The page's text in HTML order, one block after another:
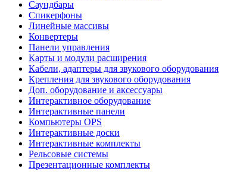
Саундбары
Спикерфоны
Линейные массивы
Конвертеры
Панели управления
Карты и модули расширения
Кабели, адаптеры для звукового оборудования
Крепления для звукового оборудования
Доп. оборудование и аксессуары
Интерактивное оборудование
Интерактивные панели
Компьютеры OPS
Интерактивные доски
Интерактивные комплекты
Рельсовые системы
Презентационные комплекты